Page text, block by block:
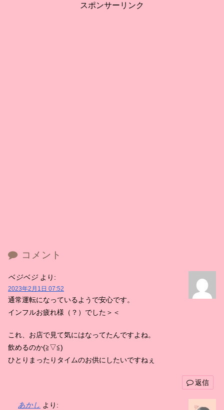
スポンサーリンク
コメント
ベジベジ より:
2023年2月1日 07:52
通常運転になっているようで安心です。
インフルお疲れ様（？）でした＞＜
これ、お店で見て気にはなってたんですよね。
飲めるのか(≧▽≦)
ひとりまったりタイムのお供にしたいですねぇ
返信
あかし より: